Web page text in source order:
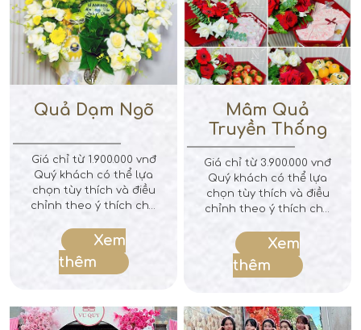
Quả Dạm Ngõ
Giá chỉ từ 1.900.000 vnđ
Quý khách có thể lựa
chọn tùy thích và điều
chỉnh theo ý thích cho
Xem
thêm
Mâm Quả
Truyền Thống
Giá chỉ từ 3.900.000 vnđ
Quý khách có thể lựa
chọn tùy thích và điều
chỉnh theo ý thích cho
2. Phụng trên trầu cau
3. Bánh cốm 4. Bánh
phu thê 5. Bánh bía 6.
cây 9. Táo 10. Cam 11. Lê
Xem
thêm